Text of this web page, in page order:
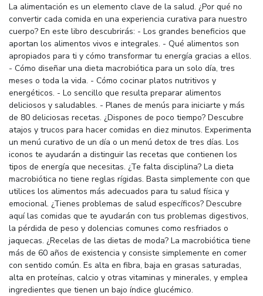
La alimentación es un elemento clave de la salud. ¿Por qué no
convertir cada comida en una experiencia curativa para nuestro
cuerpo? En este libro descubrirás: - Los grandes beneficios que
aportan los alimentos vivos e integrales. - Qué alimentos son
apropiados para ti y cómo transformar tu energía gracias a ellos.
- Cómo diseñar una dieta macrobiótica para un solo día, tres
meses o toda la vida. - Cómo cocinar platos nutritivos y
energéticos. - Lo sencillo que resulta preparar alimentos
deliciosos y saludables. - Planes de menús para iniciarte y más
de 80 deliciosas recetas. ¿Dispones de poco tiempo? Descubre
atajos y trucos para hacer comidas en diez minutos. Experimenta
un menú curativo de un día o un menú detox de tres días. Los
iconos te ayudarán a distinguir las recetas que contienen los
tipos de energía que necesitas. ¿Te falta disciplina? La dieta
macrobiótica no tiene reglas rígidas. Basta simplemente con que
utilices los alimentos más adecuados para tu salud física y
emocional. ¿Tienes problemas de salud específicos? Descubre
aquí las comidas que te ayudarán con tus problemas digestivos,
la pérdida de peso y dolencias comunes como resfriados o
jaquecas. ¿Recelas de las dietas de moda? La macrobiótica tiene
más de 60 años de existencia y consiste simplemente en comer
con sentido común. Es alta en fibra, baja en grasas saturadas,
alta en proteínas, calcio y otras vitaminas y minerales, y emplea
ingredientes que tienen un bajo índice glucémico.